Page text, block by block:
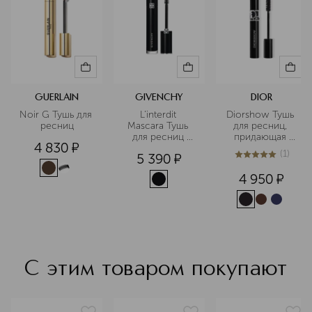
GUERLAIN
Noir G Тушь для
ресниц
4 830 ¤
GIVENCHY
L’interdit
Mascara Тушь
для ресниц
удлинение
5 390 ¤
DIOR
Diorshow Тушь
для ресниц,
придающая
объем
5из 51 (1)
4 950 ¤
С этим товаром покупают